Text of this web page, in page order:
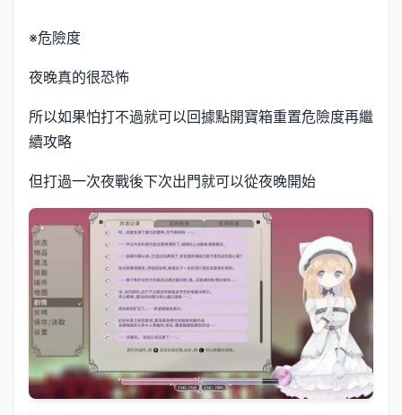
※危險度
夜晚真的很恐怖
所以如果怕打不過就可以回據點開寶箱重置危險度再繼
續攻略
但打過一次夜戰後下次出門就可以從夜晚開始